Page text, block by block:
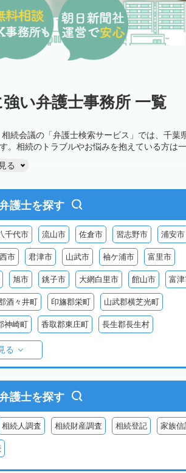
い弁護士事務所 一覧
続会議の「弁護士検索サービス」では、千葉
。相続のトラブルやお悩みを抱えている方は
る
護士を探す
千代市 流山市 佐倉市 習志野市 浦安市
市 君津市 山武市 袖ケ浦市 富里市
旭市 銚子市 大網白里市 館山市 富
酒々井町 印旛郡栄町 山武郡横芝光町
神崎町 香取郡東庄町 長生郡長生村
町
る
護士を探す
相続人調査 相続財産調査 相続登記 家族信